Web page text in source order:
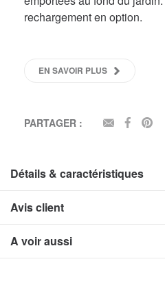
rechargement en option.
EN SAVOIR PLUS
PARTAGER : EMAIL
Détails & caractéristiques
Avis client
A voir aussi